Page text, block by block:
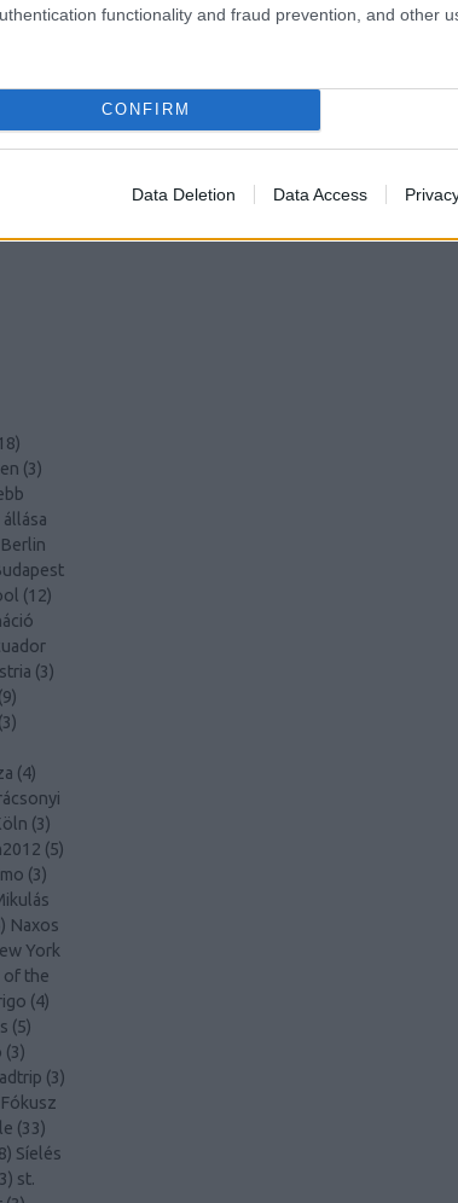
functionality and fraud prevention, and other
CONFIRM
Data Deletion Data Access
)
(3)
Berlin
(12)
(3)
(9)
(3)
(4)
(3)
(5)
(3)
) Naxos
York
of the
(4)
(5)
(3)
(3)
(33)
8) Síelés
3) st.